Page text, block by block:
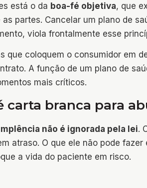
está o da boa-fé objetiva, que
partes. Cancelar um plano de
viola frontalmente esse
que coloquem o consumidor em
A função de um plano de
mais críticos.
carta branca para
não é ignorada pela lei.
atraso. O que ele não pode
a vida do paciente em risco.